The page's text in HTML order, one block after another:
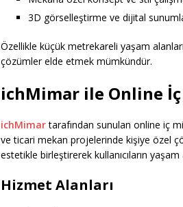
3D görselleştirme ve dijital
Özellikle küçük metrekareli yaşam
çözümler elde etmek mümkündür.
ichMimar ile Online
ichMimartarafından sunulan online iç
ve ticari mekan projelerinde kişiye özel
estetikle birleştirerek kullanıcıların
Hizmet Alanları